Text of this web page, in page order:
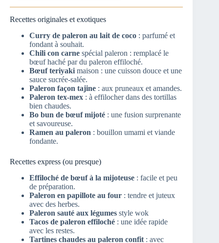
Recettes originales et exotiques
Curry de paleron au lait de coco : parfumé et
fondant à souhait.
Chili con carne spécial paleron : remplacé le
bœuf haché par du paleron effiloché.
Bœuf teriyaki maison : une cuisson douce et une
sauce sucrée-salée.
Paleron façon tajine : aux pruneaux et amandes.
Paleron tex-mex : à effilocher dans des tortillas
bien chaudes.
Bo bun de bœuf mijoté : une fusion surprenante
et savoureuse.
Ramen au paleron : bouillon umami et viande
fondante.
Recettes express (ou presque)
Effiloché de bœuf à la mijoteuse : facile et peu
de préparation.
Paleron en papillote au four : tendre et juteux
avec des herbes.
Paleron sauté aux légumes style wok
Tacos de paleron effiloché : une idée rapide
avec les restes.
Tartines chaudes au paleron confit : avec